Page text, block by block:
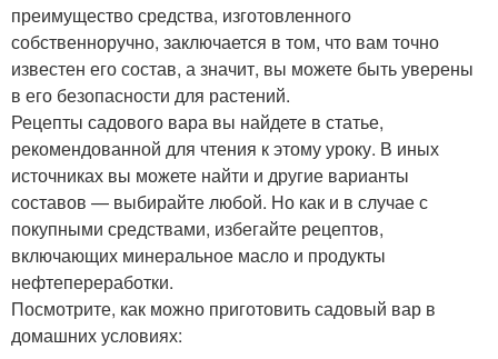
преимущество средства, изготовленного
собственноручно, заключается в том, что вам точно
известен его состав, а значит, вы можете быть уверены
в его безопасности для растений.
Рецепты садового вара вы найдете в статье,
рекомендованной для чтения к этому уроку. В иных
источниках вы можете найти и другие варианты
составов — выбирайте любой. Но как и в случае с
покупными средствами, избегайте рецептов,
включающих минеральное масло и продукты
нефтепереработки.
Посмотрите, как можно приготовить садовый вар в
домашних условиях: